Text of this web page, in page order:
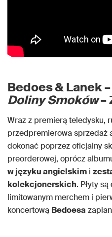
Bedoes & Lanek –
Doliny Smoków–
Wraz z premierą teledysku,
przedpremierowa sprzedaż
dokonać poprzez oficjalny
preorderowej, oprócz
w języku angielskim i
kolekcjonerskich. Płyty
limitowanym merchem i
koncertową Bedoesa